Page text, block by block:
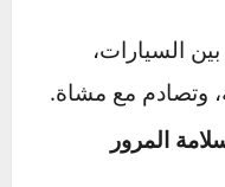
و NHTSA
تضع السيارات
بناءً على
الأطفال،